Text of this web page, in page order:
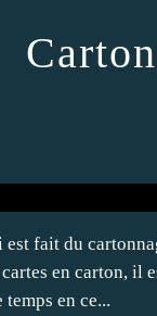
est fait du
en carton, il
en ce...